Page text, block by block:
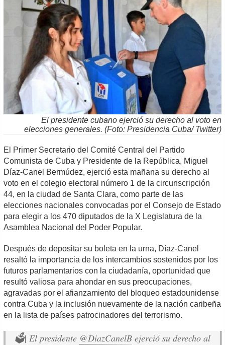
El presidente cubano ejerció su derecho al voto en
elecciones generales. (Foto: Presidencia Cuba/ Twitter)
El Primer Secretario del Comité Central del Partido
Comunista de Cuba y Presidente de la República, Miguel
Díaz-Canel Bermúdez, ejerció esta mañana su derecho al
voto en el colegio electoral número 1 de la circunscripción
44, en la ciudad de Santa Clara, como parte de las
elecciones nacionales convocadas por el Consejo de Estado
para elegir a los 470 diputados de la X Legislatura de la
Asamblea Nacional del Poder Popular.
Después de depositar su boleta en la urna, Díaz-Canel
resaltó la importancia de los intercambios sostenidos por los
futuros parlamentarios con la ciudadanía, oportunidad que
resultó valiosa para ahondar en sus preocupaciones,
agravadas por el afianzamiento del bloqueo estadounidense
contra Cuba y la inclusión nuevamente de la nación caribeña
en la lista de países patrocinadores del terrorismo.
🗳| El presidente @DiazCanelB ejerció su derecho al